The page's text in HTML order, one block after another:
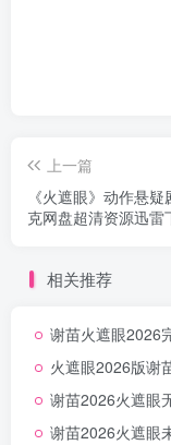
上一篇
《火遮眼》动作悬疑
克网盘超清资源迅雷
相关推荐
谢苗火遮眼2026
火遮眼2026版谢
谢苗2026火遮眼
谢苗2026火遮眼